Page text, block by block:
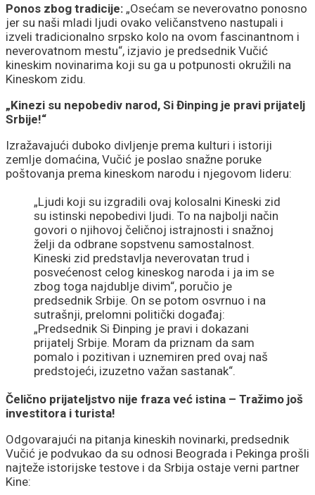
Ponos zbog tradicije: „Osećam se neverovatno ponosno
jer su naši mladi ljudi ovako veličanstveno nastupali i
izveli tradicionalno srpsko kolo na ovom fascinantnom i
neverovatnom mestu“, izjavio je predsednik Vučić
kineskim novinarima koji su ga u potpunosti okružili na
Kineskom zidu.
„Kinezi su nepobediv narod, Si Đinping je pravi prijatelj
Srbije!“
Izražavajući duboko divljenje prema kulturi i istoriji
zemlje domaćina, Vučić je poslao snažne poruke
poštovanja prema kineskom narodu i njegovom lideru:
„Ljudi koji su izgradili ovaj kolosalni Kineski zid
su istinski nepobedivi ljudi. To na najbolji način
govori o njihovoj čeličnoj istrajnosti i snažnoj
želji da odbrane sopstvenu samostalnost.
Kineski zid predstavlja neverovatan trud i
posvećenost celog kineskog naroda i ja im se
zbog toga najdublje divim“, poručio je
predsednik Srbije. On se potom osvrnuo i na
sutrašnji, prelomni politički događaj:
„Predsednik Si Đinping je pravi i dokazani
prijatelj Srbije. Moram da priznam da sam
pomalo i pozitivan i uznemiren pred ovaj naš
predstojeći, izuzetno važan sastanak“.
Čelično prijateljstvo nije fraza već istina – Tražimo još
investitora i turista!
Odgovarajući na pitanja kineskih novinarki, predsednik
Vučić je podvukao da su odnosi Beograda i Pekinga prošli
najteže istorijske testove i da Srbija ostaje verni partner
Kine: